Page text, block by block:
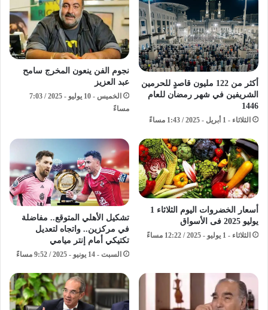
أكثر من 122 مليون قاصدٍ للحرمين
الشريفين في شهر رمضان للعام
1446
الثلاثاء - 1 أبريل - 2025 / 1:43 مساءً
نجوم الفن ينعون المخرج سامح
عبد العزيز
الخميس - 10 يوليو - 2025 / 7:03
مساءً
أسعار الخضروات اليوم الثلاثاء 1
يوليو 2025 فى الأسواق
الثلاثاء - 1 يوليو - 2025 / 12:22 مساءً
تشكيل الأهلي المتوقع.. مفاضلة
في مركزين.. واتجاه لتعديل
تكتيكي أمام إنتر ميامي
السبت - 14 يونيو - 2025 / 9:52 مساءً